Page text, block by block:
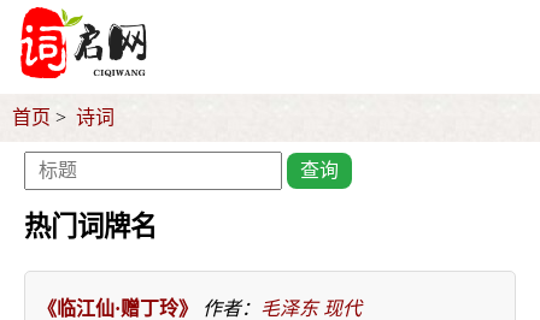
首页 诗词
查询
热门词牌名
《临江仙·赠丁玲》 作者： 毛泽东 现代